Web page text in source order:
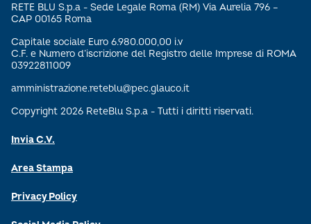
RETE BLU S.p.a - Sede Legale Roma (RM) Via Aurelia 796 –
CAP 00165 Roma
Capitale sociale Euro 6.980.000,00 i.v
C.F. e Numero d’iscrizione del Registro delle Imprese di ROMA
03922811009
amministrazione.reteblu@pec.glauco.it
Copyright 2026 ReteBlu S.p.a - Tutti i diritti riservati.
Invia C.V.
Area Stampa
Privacy Policy